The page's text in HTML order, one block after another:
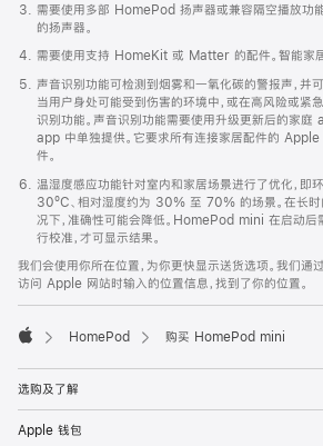
需要使用多部 HomePod 扬声器或兼容隔空播放功
的扬声器。
需要使用支持 HomeKit 或 Matter 的配件。智能家居
声音识别功能可检测到烟雾和一氧化碳的警报声，并
当用户身处可能受到伤害的环境中，或在高风险或紧
识别功能。声音识别功能需要使用升级更新后的家庭
app 中单独提供。它要求所有连接家居配件的 Apple
件。
温湿度感应功能针对室内和家居场景进行了优化，即
30ºC、相对湿度约为 30% 至 70% 的场景。在长时
况下，准确性可能会降低。HomePod mini 在启动后
行校准，才可显示结果。
我们会使用你所在位置，为你更快显示送货选项。我们通
访问 Apple 网站时输入的位置信息，找到了你的位置。
HomePod 购买 HomePod mini
选购及了解
Apple 钱包